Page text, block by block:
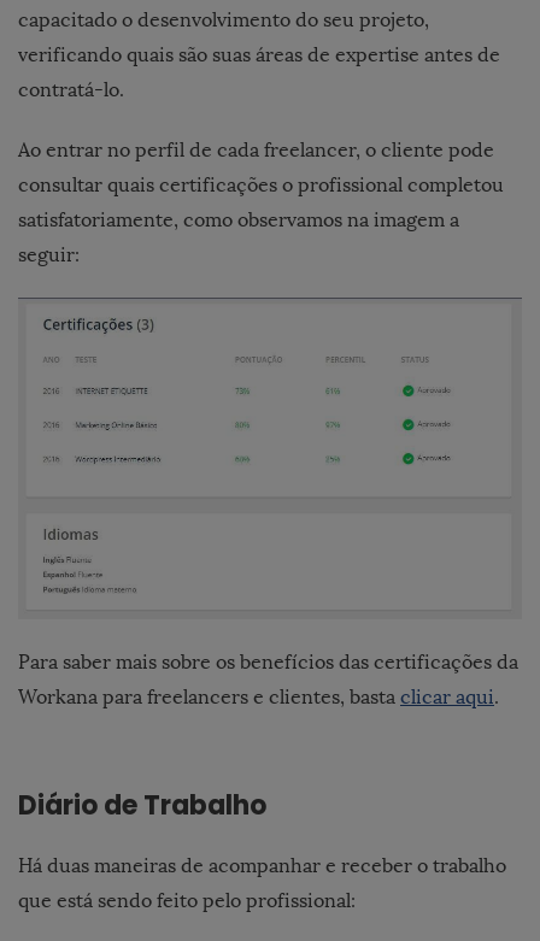
capacitado o desenvolvimento do seu projeto,
verificando quais são suas áreas de expertise antes de
contratá-lo.
Ao entrar no perfil de cada freelancer, o cliente pode
consultar quais certificações o profissional completou
satisfatoriamente, como observamos na imagem a
seguir:
Para saber mais sobre os benefícios das certificações da
Workana para freelancers e clientes, basta clicar aqui.
Diário de Trabalho
Há duas maneiras de acompanhar e receber o trabalho
que está sendo feito pelo profissional: